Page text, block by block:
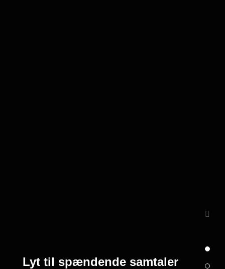
Lyt til spændende samtaler